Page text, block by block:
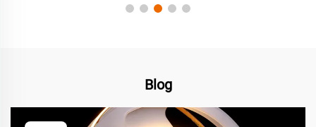
Blog